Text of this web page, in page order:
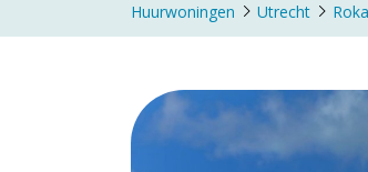
Huurwoningen Utrecht